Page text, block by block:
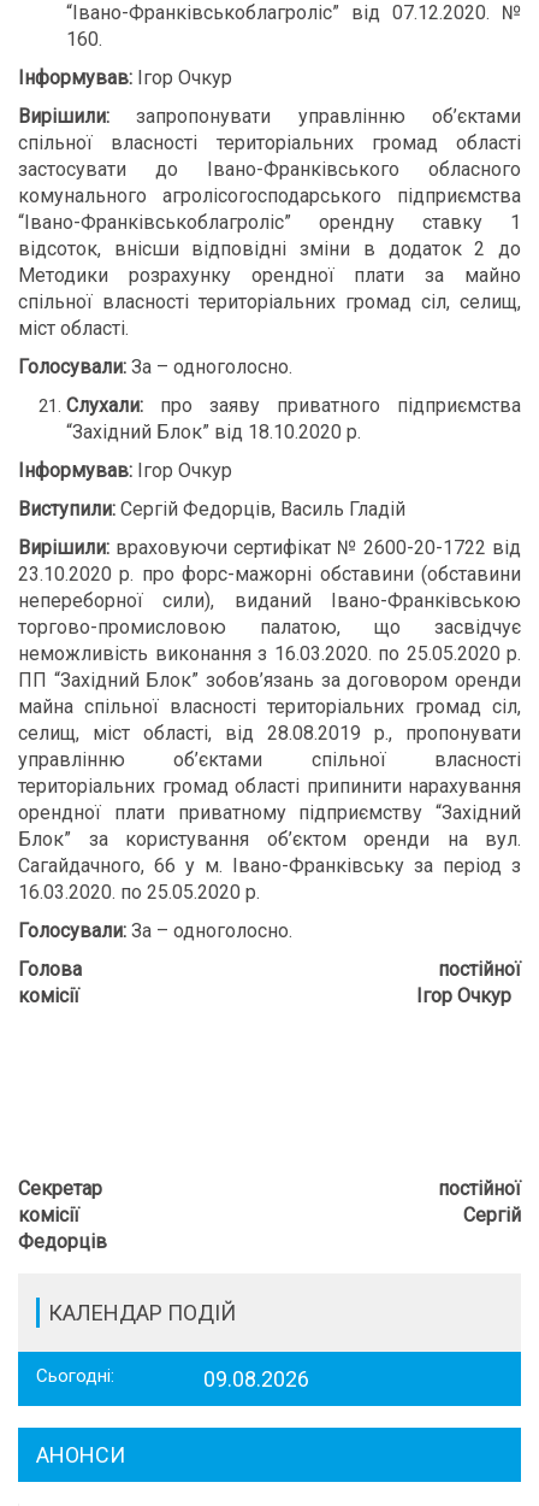
“Івано-Франківськоблагроліс” від 07.12.2020. №
160.
Інформував: Ігор Очкур
Вирішили:запропонувати управлінню об’єктами
спільної власності територіальних громад області
застосувати до Івано-Франківського обласного
комунального агролісогосподарського підприємства
“Івано-Франківськоблагроліс” орендну ставку 1
відсоток, внісши відповідні зміни в додаток 2 до
Методики розрахунку орендної плати за майно
спільної власності територіальних громад сіл, селищ,
міст області.
Голосували: За – одноголосно.
Слухали: про заяву приватного підприємства
“Західний Блок” від 18.10.2020 р.
Інформував: Ігор Очкур
Виступили: Сергій Федорців, Василь Гладій
Вирішили: враховуючи сертифікат № 2600-20-1722 від
23.10.2020 р. про форс-мажорні обставини (обставини
непереборної сили), виданий Івано-Франківською
торгово-промисловою палатою, що засвідчує
неможливість виконання з 16.03.2020. по 25.05.2020 р.
ПП “Західний Блок” зобов’язань за договором оренди
майна спільної власності територіальних громад сіл,
селищ, міст області, від 28.08.2019 р., пропонувати
управлінню об’єктами спільної власності
територіальних громад області припинити нарахування
орендної плати приватному підприємству “Західний
Блок” за користування об’єктом оренди на вул.
Сагайдачного, 66 у м. Івано-Франківську за період з
16.03.2020. по 25.05.2020 р.
Голосували: За – одноголосно.
Голова постійної
комісії Ігор Очкур
Секретар постійної
комісії Сергій
Федорців
КАЛЕНДАР ПОДІЙ
Сьогодні: 09.08.2026
АНОНСИ